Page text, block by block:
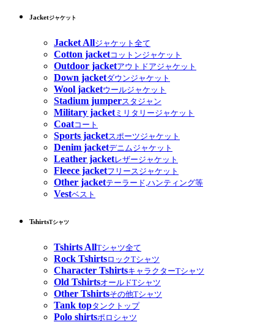
Jacketジャケット
Jacket Allジャケット全て
Cotton jacketコットンジャケット
Outdoor jacketアウトドアジャケット
Down jacketダウンジャケット
Wool jacketウールジャケット
Stadium jumperスタジャン
Military jacketミリタリージャケット
Coatコート
Sports jacketスポーツジャケット
Denim jacketデニムジャケット
Leather jacketレザージャケット
Fleece jacketフリースジャケット
Other jacketテーラード,ハンティング等
Vestベスト
TshirtsTシャツ
Tshirts AllTシャツ全て
Rock TshirtsロックTシャツ
Character TshirtsキャラクターTシャツ
Old TshirtsオールドTシャツ
Other Tshirtsその他Tシャツ
Tank topタンクトップ
Polo shirtsポロシャツ